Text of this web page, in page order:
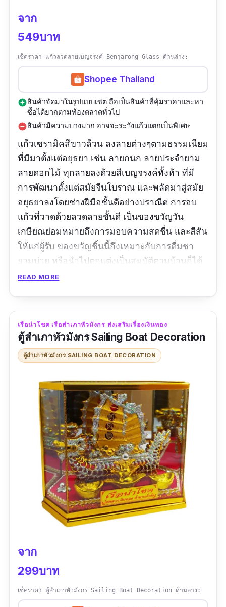
จาก
549บาท
เช็คราคา แก้วลวดลายเบญจรงค์ Benjarong Glass ด้านล่าง:
Shopee Thailand
add_circleสินค้าจัดมาในรูปแบบเซต ถือเป็นสินค้าที่คุ้มราคาและหา
ซื้อได้ยากตามท้องตลาดทั่วไป
remove_circleสินค้ามีความบางมาก อาจจะระวังแก้วแตกเป็นพิเศษ
แก้วเซรามิคสีขาวล้วน ลงลายต่างๆตามธรรมเนียม
ที่มีมาตั้งแต่อยุธยา เช่น ลายกนก ลายประจำยาม
ลายดอกไม้ ทุกลายลงด้วยสีเบญจรงค์ทั้งห้า ที่มี
การพัฒนาตั้งแต่สมัยจีนโบราณ และพลัดมาสู่สมัย
อยุธยาลงโดยช่างฝีมือชั้นดีอย่างปราณีต การอบ
แก้วที่วาดด้วยลวดลายชั้นดี เป็นของขวัญวัน
เกษียณย่อมหมายถึงการมอบความสดชื่น และสีสัน
ให้แก่ผู้รับ ของขวัญชิ้นนี้ถึงเหมาะกับการดื่มชา
ยามบ่าย หรือนำไปตกแต่งเป็นสมบัติตามบ้านก็ได้
เช่นกัน
รีวิว:สวยมากๆเลยค่ะ สวยระเบิดระเบ้อ ประทับใจ
มากๆ ห่อมาอย่างดี หนาแน่นมาก ไม่มีรอยชำรุด
ใดๆ ไอไลค์ ปลื้มปลิ่มเป็นที่สุด
READ MORE
เรือนำโชค เรือสำเภาหัวมังกร ส่งเสริมเรื่องเงินทอง
ตู้สำเภาหัวมังกร Sailing Boat Decoration
ตู้สำเภาหัวมังกร SAILING BOAT DECORATION
จาก
299บาท
เช็คราคา ตู้สำเภาหัวมังกร Sailing Boat Decoration ด้านล่าง: